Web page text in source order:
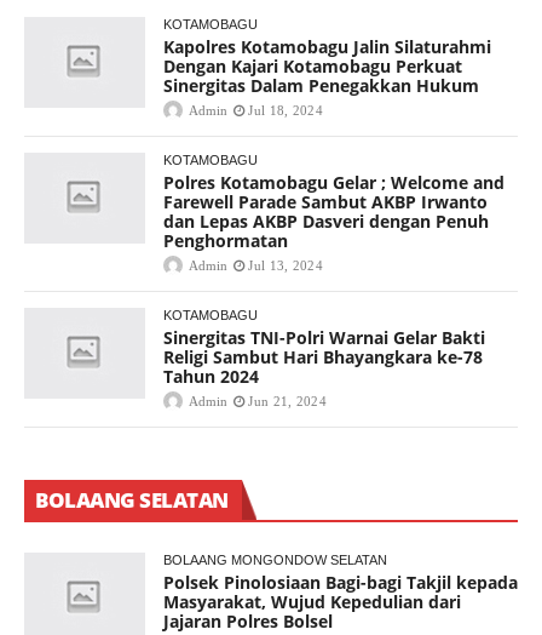
KOTAMOBAGU
Kapolres Kotamobagu Jalin Silaturahmi
Dengan Kajari Kotamobagu Perkuat
Sinergitas Dalam Penegakkan Hukum
Admin Jul 18, 2024
KOTAMOBAGU
Polres Kotamobagu Gelar ; Welcome and
Farewell Parade Sambut AKBP Irwanto
dan Lepas AKBP Dasveri dengan Penuh
Penghormatan
Admin Jul 13, 2024
KOTAMOBAGU
Sinergitas TNI-Polri Warnai Gelar Bakti
Religi Sambut Hari Bhayangkara ke-78
Tahun 2024
Admin Jun 21, 2024
BOLAANG SELATAN
BOLAANG MONGONDOW SELATAN
Polsek Pinolosiaan Bagi-bagi Takjil kepada
Masyarakat, Wujud Kepedulian dari
Jajaran Polres Bolsel